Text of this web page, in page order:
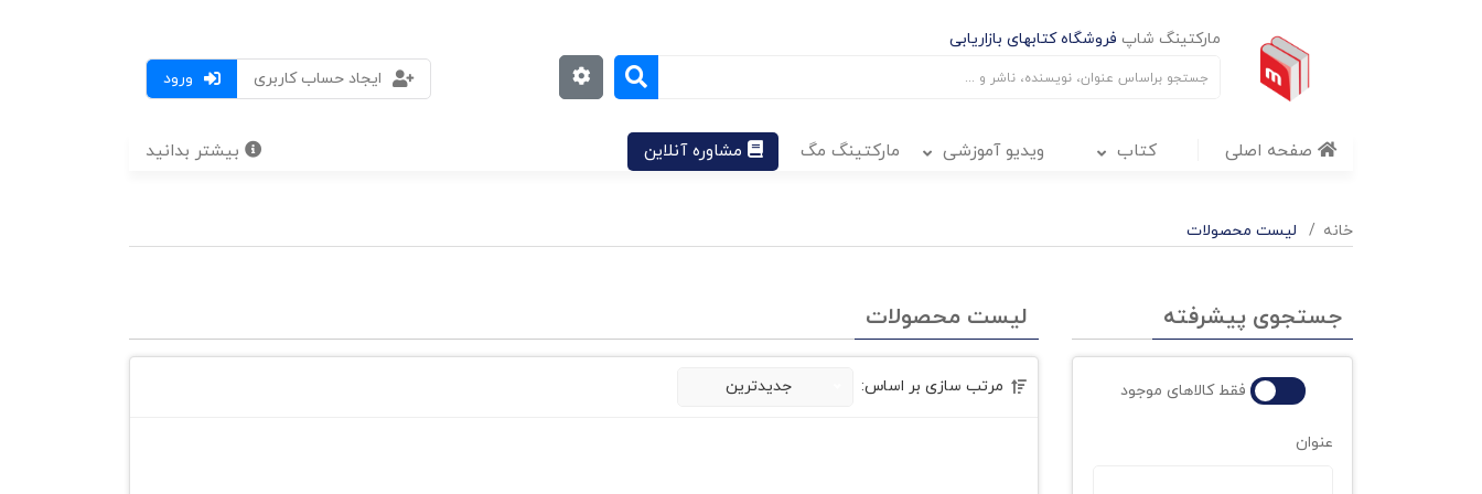
مارکتینگ شاپ فروشگاه کتابهای بازاریابی
ورود
ایجاد حساب کاربری
صفحه اصلی کتاب ویدیو آموزشی مارکتینگ مگ مشاوره آنلاین بیشتر بدانید
خانه لیست محصولات
جستجوی پیشرفته
فقط کالاهای موجود
عنوان
لیست محصولات
مرتب سازی بر اساس: جدیدترین